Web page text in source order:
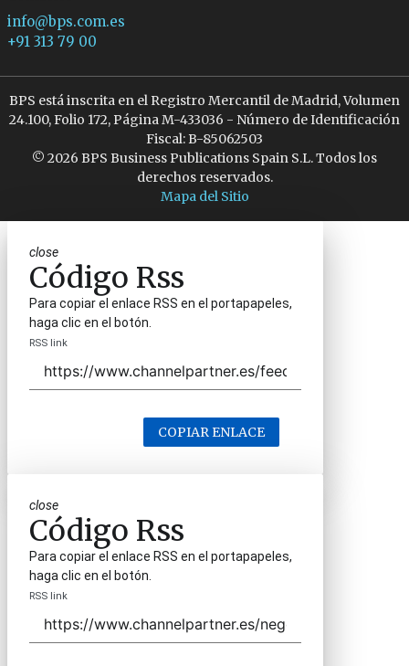
info@bps.com.es
+91 313 79 00
BPS está inscrita en el Registro Mercantil de Madrid, Volumen
24.100, Folio 172, Página M-433036 - Número de Identificación
Fiscal: B-85062503
© 2026 BPS Business Publications Spain S.L. Todos los
derechos reservados.
Mapa del Sitio
close
Código Rss
Para copiar el enlace RSS en el portapapeles,
haga clic en el botón.
RSS link
COPIAR ENLACE
close
Código Rss
Para copiar el enlace RSS en el portapapeles,
haga clic en el botón.
RSS link